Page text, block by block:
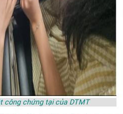
công chứng tại của DTMT